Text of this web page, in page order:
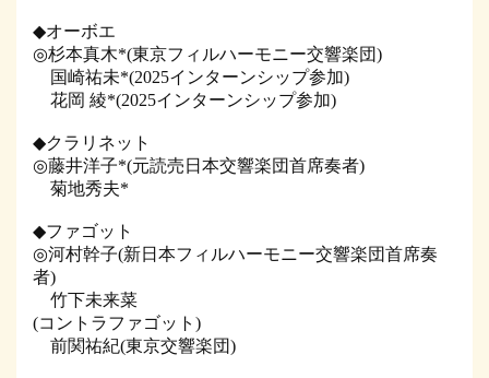
◆オーボエ
◎杉本真木*(東京フィルハーモニー交響楽団)
国崎祐未*(2025インターンシップ参加)
花岡 綾*(2025インターンシップ参加)
◆クラリネット
◎藤井洋子*(元読売日本交響楽団首席奏者)
菊地秀夫*
◆ファゴット
◎河村幹子(新日本フィルハーモニー交響楽団首席奏
者)
竹下未来菜
(コントラファゴット)
前関祐紀(東京交響楽団)